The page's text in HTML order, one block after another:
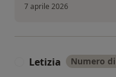
7 aprile 2026
Letizia Numero